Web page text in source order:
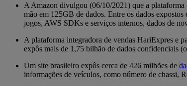
A Amazon divulgou (06/10/2021) que a plataforma
mão em 125GB de dados. Entre os dados
jogos, AWS SDKs e serviços internos, dados de
A plataforma integradora de vendas HariExpres e
expôs mais de 1,75 bilhão de dados confidenciais
Um site brasileiro expôs cerca de 426 milhões de
informações de veículos, como número de chassi,